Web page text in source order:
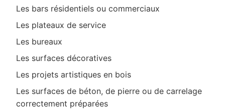
Les bars résidentiels ou commerciaux
Les plateaux de service
Les bureaux
Les surfaces décoratives
Les projets artistiques en bois
Les surfaces de béton, de pierre ou de carrelage
correctement préparées